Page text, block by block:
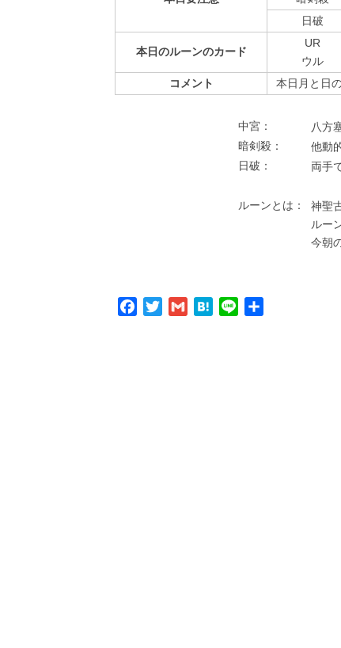
⽇破
本日のルーンのカード
UR
ウル
コメント 本日月と日
中宮：
⼋⽅
暗剣殺：
他動
⽇破：
両⼿
ルーンとは：
神聖
ルー
今朝
Facebook
TwitterGmail Hatena
Line